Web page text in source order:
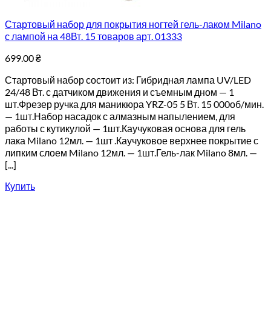
Стартовый набор для покрытия ногтей гель-лаком Milano
с лампой на 48Вт. 15 товаров арт. 01333
699.00₴
Стартовый набор состоит из: Гибридная лампа UV/LED
24/48 Вт. с датчиком движения и съемным дном — 1
шт.Фрезер ручка для маникюра YRZ-05 5 Вт. 15 000об/мин.
— 1шт.Набор насадок с алмазным напылением, для
работы с кутикулой — 1шт.Каучуковая основа для гель
лака Milano 12мл. — 1шт .Каучуковое верхнее покрытие с
липким слоем Milano 12мл. — 1шт.Гель-лак Milano 8мл. —
[...]
Купить